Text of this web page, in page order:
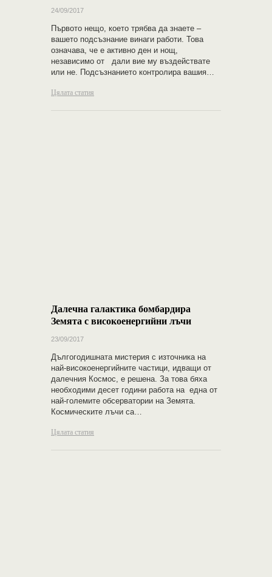
24/09/2017
Първото нещо, което трябва да знаете –
вашето подсъзнание винаги работи. Това
означава, че е активно ден и нощ,
независимо от дали вие му въздействате
или не. Подсъзнанието контролира вашия…
Цялата статия
Далечна галактика бомбардира
Земята с високоенергийни лъчи
23/09/2017
Дългогодишната мистерия с източника на
най-високоенергийните частици, идващи от
далечния Космос, е решена. За това бяха
необходими десет години работа на една от
най-големите обсерватории на Земята.
Космическите лъчи са…
Цялата статия